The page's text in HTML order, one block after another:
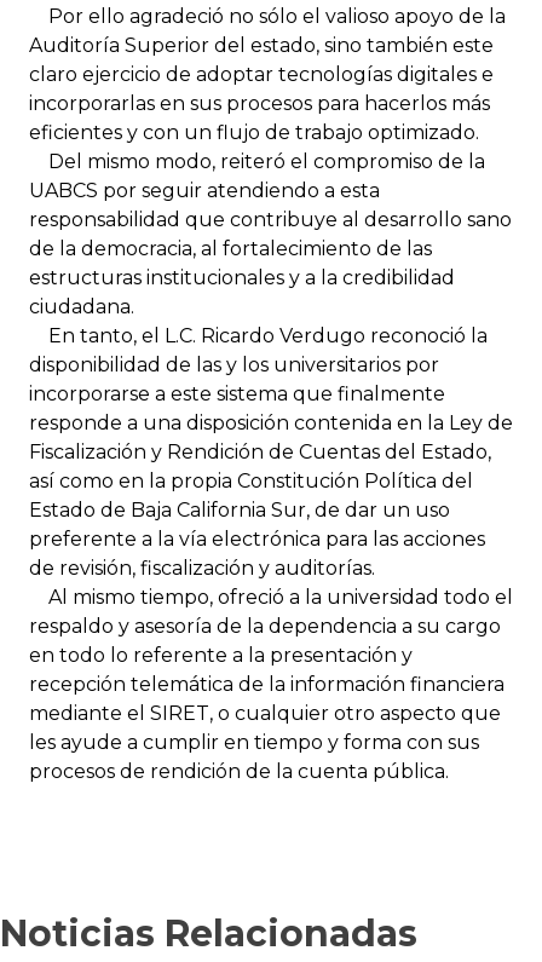
Por ello agradeció no sólo el valioso apoyo de la
Auditoría Superior del estado, sino también este
claro ejercicio de adoptar tecnologías digitales e
incorporarlas en sus procesos para hacerlos más
eficientes y con un flujo de trabajo optimizado.
Del mismo modo, reiteró el compromiso de la
UABCS por seguir atendiendo a esta
responsabilidad que contribuye al desarrollo sano
de la democracia, al fortalecimiento de las
estructuras institucionales y a la credibilidad
ciudadana.
En tanto, el L.C. Ricardo Verdugo reconoció la
disponibilidad de las y los universitarios por
incorporarse a este sistema que finalmente
responde a una disposición contenida en la Ley de
Fiscalización y Rendición de Cuentas del Estado,
así como en la propia Constitución Política del
Estado de Baja California Sur, de dar un uso
preferente a la vía electrónica para las acciones
de revisión, fiscalización y auditorías.
Al mismo tiempo, ofreció a la universidad todo el
respaldo y asesoría de la dependencia a su cargo
en todo lo referente a la presentación y
recepción telemática de la información financiera
mediante el SIRET, o cualquier otro aspecto que
les ayude a cumplir en tiempo y forma con sus
procesos de rendición de la cuenta pública.
Noticias Relacionadas